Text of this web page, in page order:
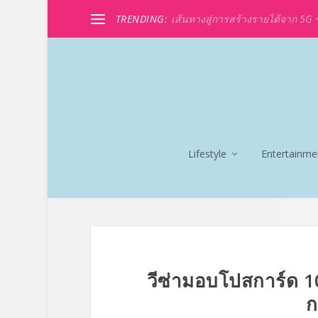
TRENDING: เส้นทางสู่การสร้างรายได้จาก
Lifestyle
วีซ่ามอบโปสการ์ด